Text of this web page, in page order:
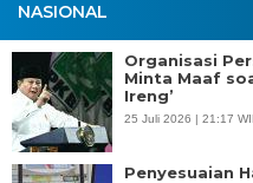
NASIONAL
Organisasi
Minta Maaf
Ireng’
25 Juli 2026 | 21:17
Penyesuaian